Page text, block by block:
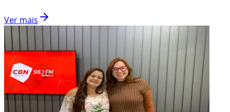
Ver mais